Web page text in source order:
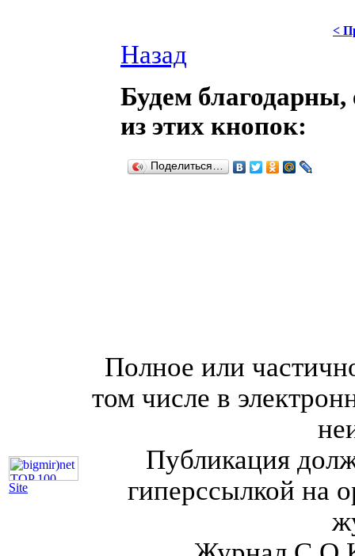
<
Назад
Будем благодарны,
из этих кнопок:
Поделиться…
Site
Полное или
том числе в
Публикация
гиперссылкой на